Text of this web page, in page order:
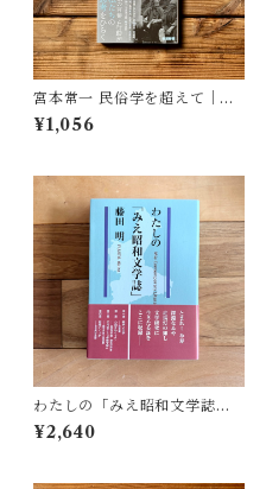
宮本常一 民俗学を超えて｜木
村 哲也
¥1,056
わたしの「みえ昭和文学誌」 |
藤田 明
¥2,640